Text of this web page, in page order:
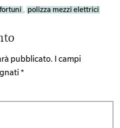
, polizza mezzi elettrici
pubblicato.
I campi
*